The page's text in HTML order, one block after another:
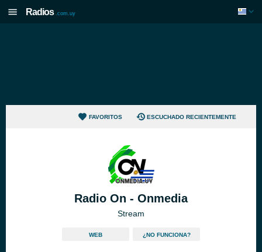
Radios .com.uy
FAVORITOS ESCUCHADO RECIENTEMENTE
Radio On - Onmedia
Stream
WEB ¿NO FUNCIONA?